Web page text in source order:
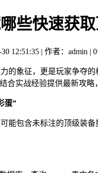
些快速获取
12:51:35 | 作者：admin |
的象征，更是玩家争夺
合实战经验提供最新攻略
蛋”
能包含未标注的顶级装